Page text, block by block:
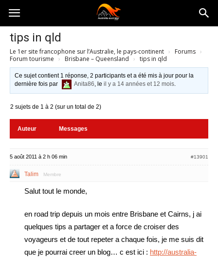
Australia-
australie.com
tips in qld
Le 1er site francophone sur l’Australie, le pays-continent › Forums ›
Forum tourisme › Brisbane – Queensland › tips in qld
Ce sujet contient 1 réponse, 2 participants et a été mis à jour pour la
dernière fois par
Anita86, leil y a 14 années et 12 mois.
2 sujets de 1 à 2 (sur un total de 2)
Auteur Messages
5 août 2011 à 2 h 06 min #13901
Talim Membre
Salut tout le monde,
en road trip depuis un mois entre Brisbane et Cairns, j ai
quelques tips a partager et a force de croiser des
voyageurs et de tout repeter a chaque fois, je me suis dit
que je pourrai creer un blog… c est ici : http://australia-